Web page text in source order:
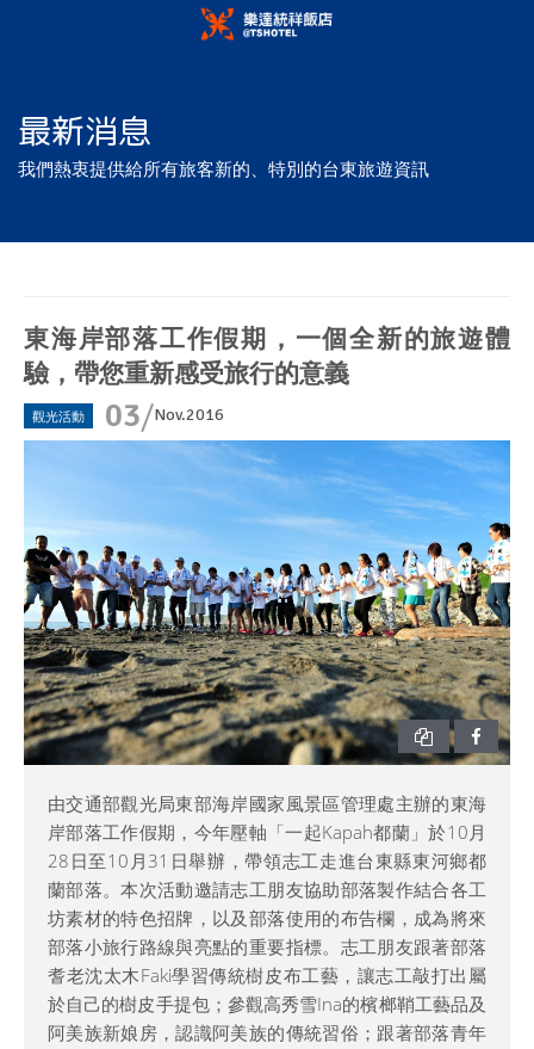
最新消息
我們熱衷提供給所有旅客新的、特別的台東旅遊資訊
東海岸部落工作假期，一個全新的旅遊體
驗，帶您重新感受旅行的意義
03 Nov.2016
觀光活動
由交通部觀光局東部海岸國家風景區管理處主辦的東海
岸部落工作假期，今年壓軸「一起Kapah都蘭」於10月
28日至10月31日舉辦，帶領志工走進台東縣東河鄉都
蘭部落。本次活動邀請志工朋友協助部落製作結合各工
坊素材的特色招牌，以及部落使用的布告欄，成為將來
部落小旅行路線與亮點的重要指標。志工朋友跟著部落
耆老沈太木Faki學習傳統樹皮布工藝，讓志工敲打出屬
於自己的樹皮手提包；參觀高秀雪Ina的檳榔鞘工藝品及
阿美族新娘房，認識阿美族的傳統習俗；跟著部落青年